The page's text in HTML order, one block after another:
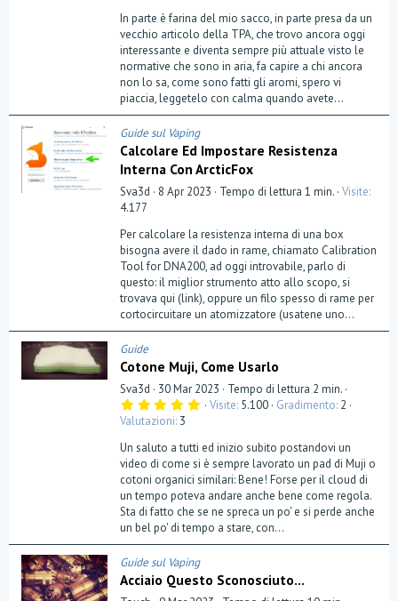
s
t
e
l
l
a
(
e
)
In parte è farina del mio sacco, in parte presa da un
vecchio articolo della TPA, che trovo ancora oggi
interessante e diventa sempre più attuale visto le
normative che sono in aria, fa capire a chi ancora
non lo sa, come sono fatti gli aromi, spero vi
piaccia, leggetelo con calma quando avete...
Guide sul Vaping
Calcolare Ed Impostare Resistenza
Interna Con ArcticFox
Sva3d 8 Apr 2023 Tempo di lettura 1 min. Visite
4.177
Per calcolare la resistenza interna di una box
bisogna avere il dado in rame, chiamato Calibration
Tool for DNA200, ad oggi introvabile, parlo di
questo: il miglior strumento atto allo scopo, si
trovava qui (link), oppure un filo spesso di rame per
cortocircuitare un atomizzatore (usatene uno...
Guide
Cotone Muji, Come Usarlo
Sva3d 30 Mar 2023
Tempo di lettura 2 min.
5
s
e
l
l
a
(
e
)
Visite 5.100 Gradimento 2
Valutazioni 3
Un saluto a tutti ed inizio subito postandovi un
video di come si è sempre lavorato un pad di Muji o
cotoni organici similari: Bene! Forse per il cloud di
un tempo poteva andare anche bene come regola.
Sta di fatto che se ne spreca un po' e si perde anche
un bel po' di tempo a stare, con...
Guide sul Vaping
Acciaio Questo Sconosciuto...